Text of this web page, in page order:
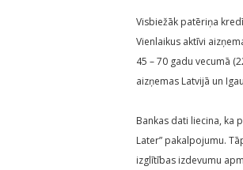
Visbiežāk patēriņa
Vienlaikus aktīvi
45 – 70 gadu vecumā
aizņemas Latvijā un
Bankas dati liecina, ka
Later” pakalpojumu.
izglītības izdevumu